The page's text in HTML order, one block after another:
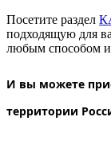
Посетите раздел
подходящую для
любым способом
И вы можете
территории